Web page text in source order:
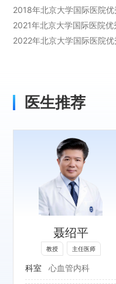
2018年北京大学国际医院优
2021年北京大学国际医院优
2022年北京大学国际医院优
医生推荐
聂绍平
教授 主任医师
科室 心血管内科
专长：
高血压、心力衰
竭、 冠心病及各
种复杂心血管疾病
的诊治。
社会任职：
北京医师学会高血